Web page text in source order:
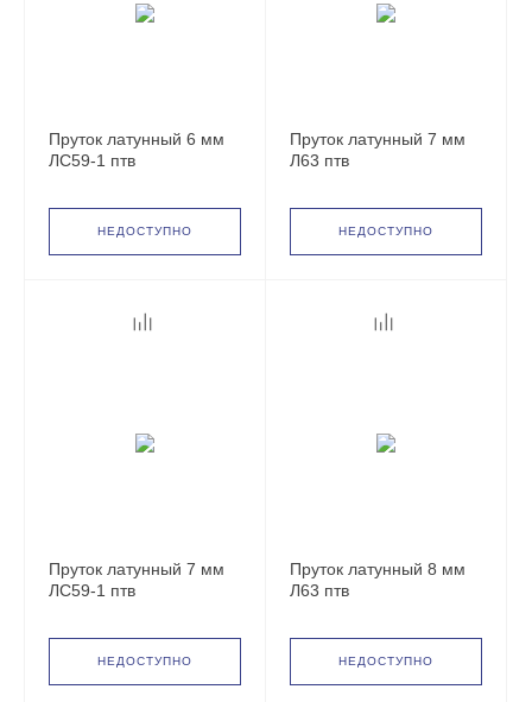
Пруток латунный 6 мм
ЛС59-1 птв
НЕДОСТУПНО
Пруток латунный 7 мм
Л63 птв
НЕДОСТУПНО
Пруток латунный 7 мм
ЛС59-1 птв
НЕДОСТУПНО
Пруток латунный 8 мм
Л63 птв
НЕДОСТУПНО